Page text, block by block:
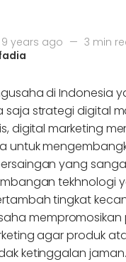
years ago — 3 min
di Indonesia
strategi digital
digital marketing
untuk
yang
tekhnologi
tingkat
mempromosikan
agar produk
ketinggalan jaman.